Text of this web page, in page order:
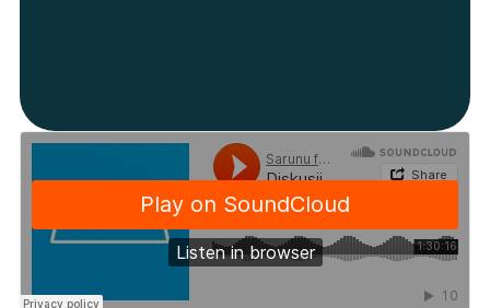
Programma
Arhīvs
Viņi bija LAMPĀ 2026
Jaunumi